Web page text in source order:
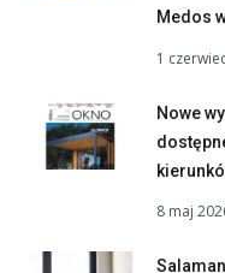
Medos
1
Nowe
8 maj